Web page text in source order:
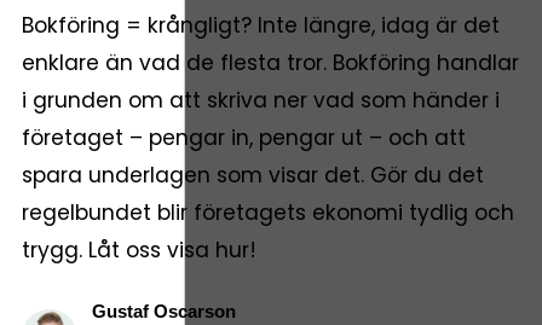
Bokföring = krångligt? Inte längre, idag är det
enklare än vad de flesta tror. Bokföring handlar
i grunden om att skriva ner vad som händer i
företaget – pengar in, pengar ut – och att
spara underlagen som visar det. Gör du det
regelbundet blir företagets ekonomi tydlig och
trygg. Låt oss visa hur!
Gustaf Oscarson